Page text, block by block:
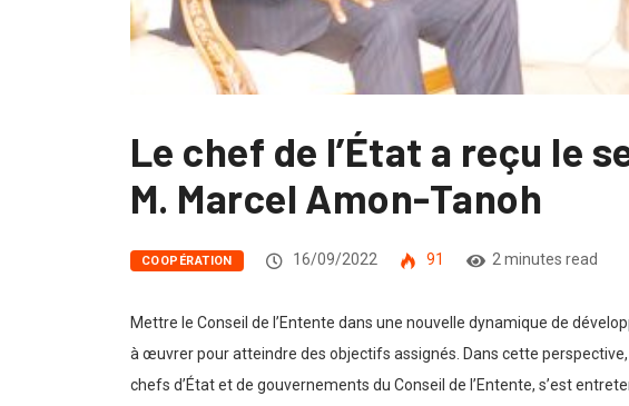
Le chef de l’État a reçu le
M. Marcel Amon-Tanoh
COOPÉRATION 16/09/2022 91 2 minutes read
Mettre le Conseil de l’Entente dans une nouvelle dynamique de
à œuvrer pour atteindre des objectifs assignés. Dans cette
chefs d’État et de gouvernements du Conseil de l’Entente, s’est